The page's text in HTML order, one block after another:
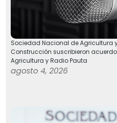
Sociedad Nacional de Agricultura
Construcción suscribieron
Agricultura y Radio Pauta
agosto 4, 2026